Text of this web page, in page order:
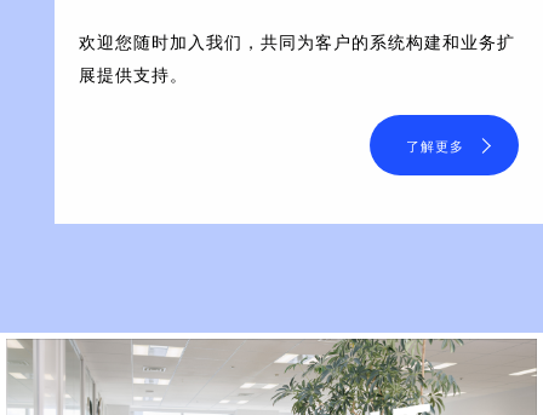
欢迎您随时加入我们，共同为客户的系统构建和业务扩
展提供支持。
了解更多